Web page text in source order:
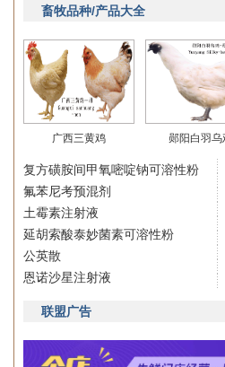
畜牧品种/产品大全
广西三黄鸡 郧阳白羽乌
复方磺胺间甲氧嘧啶钠可溶性粉
氟苯尼考预混剂
土霉素注射液
延胡索酸泰妙菌素可溶性粉
公英散
恩诺沙星注射液
联盟广告